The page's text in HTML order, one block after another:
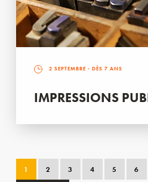
2 SEPTEMBRE - DÈS 7 ANS
IMPRESSIONS
1 2 3 4 5 6